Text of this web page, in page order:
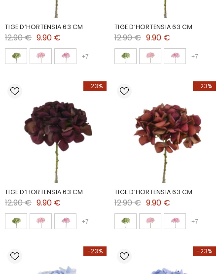
TIGE D’HORTENSIA 63 CM
12.90 € 9.90 €
+7
TIGE D’HORTENSIA 63 CM
12.90 € 9.90 €
+7
-23%
TIGE D’HORTENSIA 63 CM
12.90 € 9.90 €
+7
-23%
TIGE D’HORTENSIA 63 CM
12.90 € 9.90 €
+7
-23% -23%